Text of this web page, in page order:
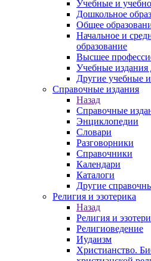
Учебные и
Дошкольное
Общее
Начальное и
образование
Высшее
Учебные издания
Другие учебные
Справочные издания
Назад
Справочные
Энциклопедии
Словари
Разговорники
Справочники
Календари
Каталоги
Другие
Религия и эзотерика
Назад
Религия и
Религиоведение
Иудаизм
Христианство.